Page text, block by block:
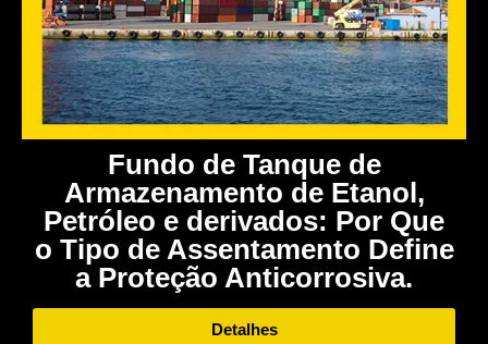
Fundo de Tanque de
Armazenamento de Etanol,
Petróleo e derivados: Por Que
o Tipo de Assentamento Define
a Proteção Anticorrosiva.
Detalhes